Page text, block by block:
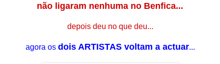
não ligaram nenhuma no Benfica...
depois deu no que deu...
agora os dois ARTISTAS voltam a actuar...